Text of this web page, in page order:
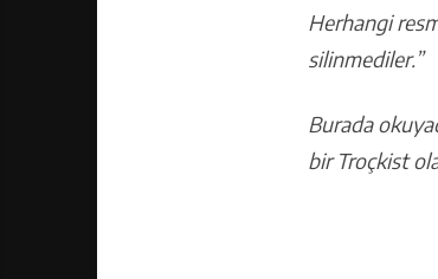
Herhangi
silinmediler.”
Burada
bir Troçkist